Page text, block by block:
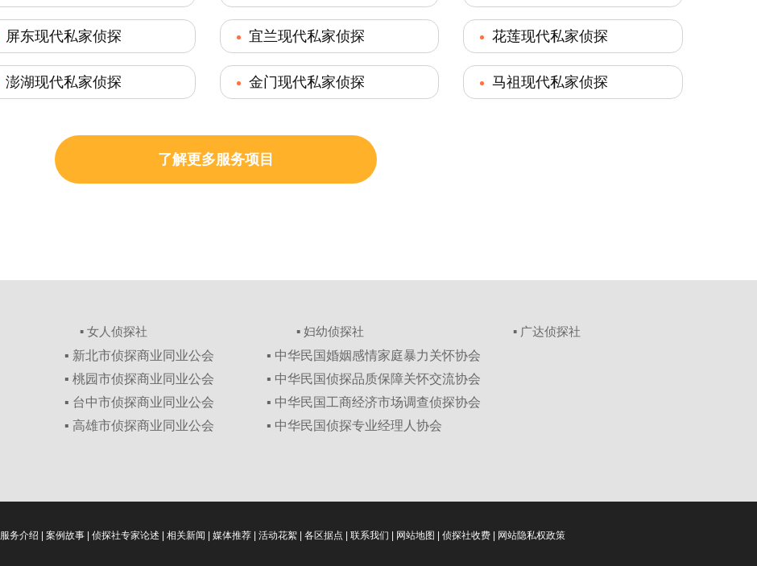
屏东现代私家侦探 宜兰现代私家侦探 花莲现代私家侦探
澎湖现代私家侦探 金门现代私家侦探 马祖现代私家侦探
了解更多服务项目
▪ 女人侦探社 ▪ 妇幼侦探社 ▪ 广达侦探社
▪ 新北市侦探商业同业公会
▪ 桃园市侦探商业同业公会
▪ 台中市侦探商业同业公会
▪ 高雄市侦探商业同业公会
▪ 中华民国婚姻感情家庭暴力关怀协会
▪ 中华民国侦探品质保障关怀交流协会
▪ 中华民国工商经济市场调查侦探协会
▪ 中华民国侦探专业经理人协会
服务介绍 案例故事 侦探社专家论述 相关新闻 媒体推荐 活动花絮 各区据点 联系我们 网站地图 侦探社收费 网站隐私权政策